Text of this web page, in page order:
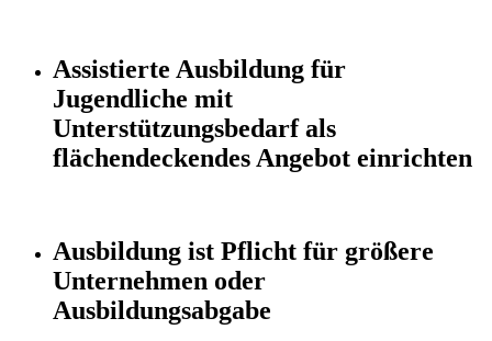
Assistierte Ausbildung für
Jugendliche mit
Unterstützungsbedarf als
flächendeckendes Angebot einrichten
Ausbildung ist Pflicht für größere
Unternehmen oder
Ausbildungsabgabe